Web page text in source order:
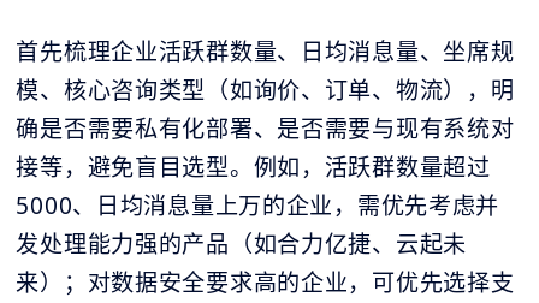
首先梳理企业活跃群数量、日均消息量、坐席规
模、核心咨询类型（如询价、订单、物流），明
确是否需要私有化部署、是否需要与现有系统对
接等，避免盲目选型。例如，活跃群数量超过
5000、日均消息量上万的企业，需优先考虑并
发处理能力强的产品（如合力亿捷、云起未
来）；对数据安全要求高的企业，可优先选择支